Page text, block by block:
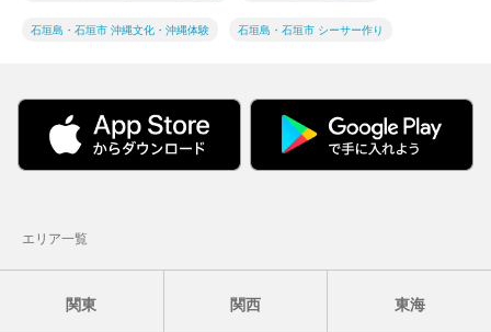
石垣島・石垣市 沖縄文化・沖縄体験 石垣島・石垣市 シーサー作り
エリア一覧
関東 関西 東海